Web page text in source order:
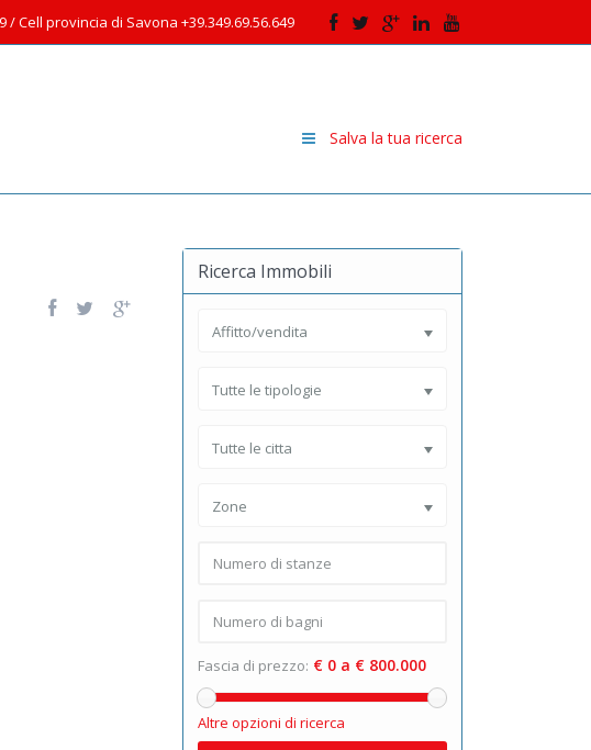
/ Cell provincia di Savona +39.349.69.56.649
Salva la tua ricerca
Ricerca Immobili
Affitto/vendita
Tutte le tipologie
Tutte le citta
Zone
Fascia di prezzo: € 0 a € 800.000
Altre opzioni di ricerca